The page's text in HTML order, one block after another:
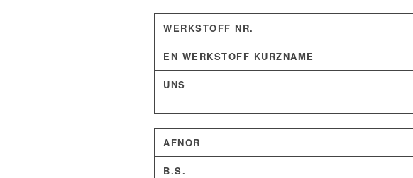
WERKSTOFF NR.
EN WERKSTOFF KURZNAME
UNS
AFNOR
B.S.